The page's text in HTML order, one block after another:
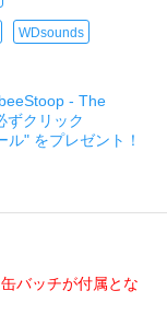
WDsounds
- The
ずクリック
" をプレゼント！
バッチが付属とな